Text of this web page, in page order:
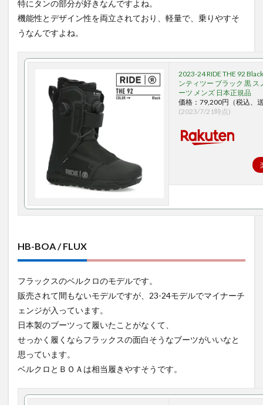
特にタンの部分が好きなんですよね。
機能性とデザイン性を両立されており、軽量で、乗りやすそ
うなんですよね。
2023-24 RIDE THE 92
ンティツー ブラック 黒 ス
ーツ メンズ 日本正規品
価格：79,200円（税込、
(2023/7/21時点)
HB-BOA / FLUX
フラックスのベルクロのモデルです。
販売されて間もないモデルですが、23-24モデルでマイナーチ
ェンジが入っています。
日本製のブーツって履いたことがなくて、
せっかく履くならフラックスの面白そうなブーツがいいなと
思っています。
ベルクロとＢＯＡは相当履きやすそうです。